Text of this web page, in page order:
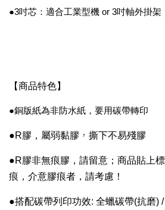
●3吋芯：適合工業型機 or 3吋軸外掛架
【商品特色】
●銅版紙為非防水紙，要用碳帶轉印
●R膠，屬弱黏膠 ， 撕下不易殘膠
●R膠非無痕膠，請留意； 商品貼上
痕，介意膠痕者，請考慮！
●搭配碳帶列印功效: 全蠟碳帶(抗磨)